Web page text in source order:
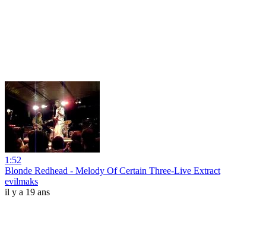
1:52
Blonde Redhead - Melody Of Certain Three-Live Extract
evilmaks
il y a 19 ans